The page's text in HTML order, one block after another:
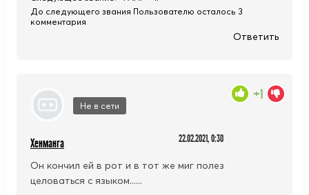
До следующего звания Пользователю осталось 3
комментария
Ответить
Не в сети
Хенманга 22.02.2021, 0:30
Он кончил ей в рот и в тот же миг полез
целоваться с языком......
+1